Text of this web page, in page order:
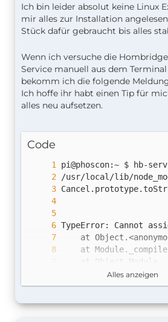
Ich bin leider absolut keine Linux
mir alles zur Installation
Stück dafür gebraucht bis alles
Wenn ich versuche die
Service manuell aus dem
bekomm ich die folgende
Ich hoffe ihr habt einen Tip für
alles neu aufsetzen.
Code
Alles anzeigen